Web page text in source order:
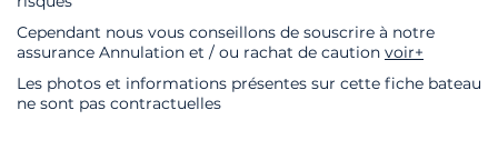
Cependant nous vous conseillons de souscrire à notre
assurance Annulation et / ou rachat de caution voir+
Les photos et informations présentes sur cette fiche bateau
ne sont pas contractuelles